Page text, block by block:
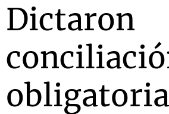
Dictaron